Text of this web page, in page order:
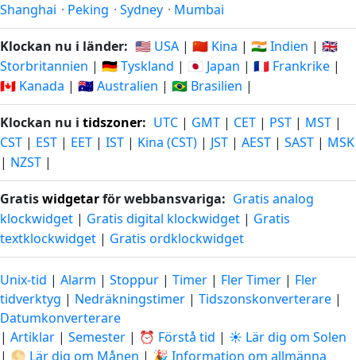
Shanghai · Peking · Sydney · Mumbai
Klockan nu i länder: 🇺🇸 USA | 🇨🇳 Kina | 🇮🇳 Indien | 🇬🇧
Storbritannien | 🇩🇪 Tyskland | 🇯🇵 Japan | 🇫🇷 Frankrike |
🇨🇦 Kanada | 🇦🇺 Australien | 🇧🇷 Brasilien |
Klockan nu i tidszoner: UTC | GMT | CET | PST | MST |
CST | EST | EET | IST | Kina (CST) | JST | AEST | SAST | MSK
| NZST |
Gratiswidgetarför webbansvariga: Gratis analog
klockwidget | Gratis digital klockwidget | Gratis
textklockwidget | Gratis ordklockwidget
Unix-tid | Alarm | Stoppur | Timer | Fler Timer | Fler
tidverktyg | Nedräkningstimer | Tidszonskonverterare |
Datumkonverterare
| Artiklar | Semester | ⏰ Förstå tid | ☀️ Lär dig om Solen
| 🌕 Lär dig om Månen | 🎉 Information om allmänna